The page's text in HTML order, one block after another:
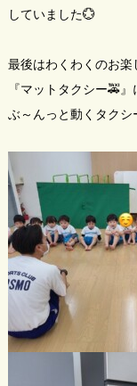
していました💮
最後はわくわくのお
『マットタクシー🚕
ぶ～んっと動くタク